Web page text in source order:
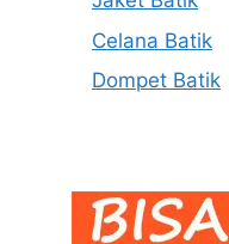
Celana Batik
Dompet Batik